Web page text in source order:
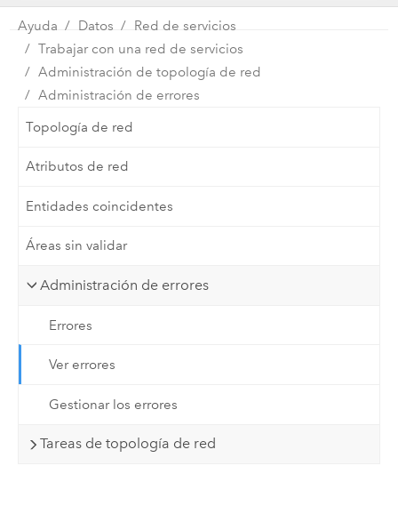
Ayuda Datos
Red de servicios
Trabajar con una red de servicios
Administración de topología de red
Administración de errores
Topología de red
Atributos de red
Entidades coincidentes
Áreas sin validar
Administración de errores
Errores
Ver errores
Gestionar los errores
Tareas de topología de red